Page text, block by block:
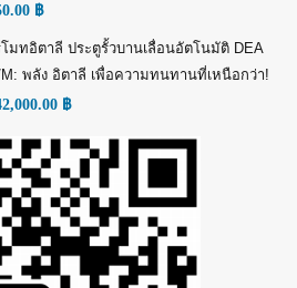
฿
มทอิตาลี ประตูรั้วบานเลื่อนอัตโนมัติ DEA
M: พลัง อิตาลี เพื่อความทนทานที่เหนือกว่า!
฿